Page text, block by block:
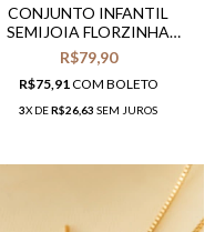
CONJUNTO INFANTIL
SEMIJOIA FLORZINHA
COLORIDA
R$79,90
R$75,91 COM BOLETO
3X DER$26,63 SEM JUROS